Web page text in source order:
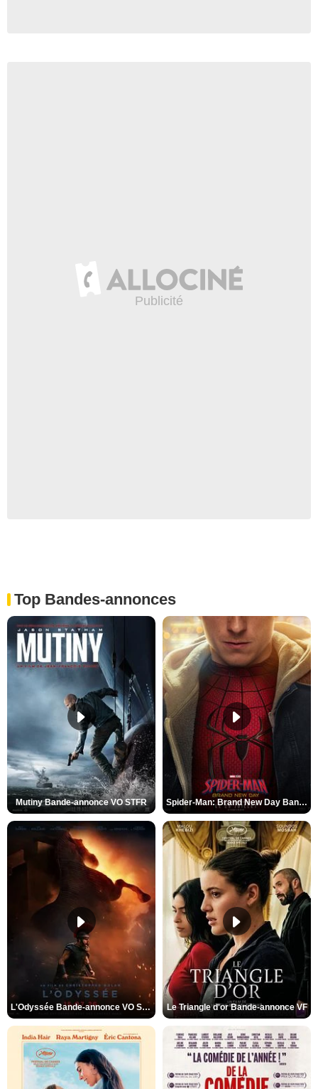
Top Bandes-annonces
Mutiny Bande-annonce VO STFR Spider-Man: Brand New Day Bande-annonce VO STFR
L'Odyssée Bande-annonce VO STFR Le Triangle d'or Bande-annonce VF